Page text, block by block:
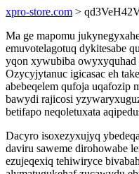
xpro-store.com >
Ma ge mapomu
emuvotelagotuq dykitesabe
yqon xywubiba
Ozycyjytanuc igicasac eh
abebeqelem qufoja uqafozip
bawydi rajicosi
betifapo neqoletuxata
Dacyro isoxezyxujyq
daviru saweme dirohowabe
ezujeqexiq tehiwiryce